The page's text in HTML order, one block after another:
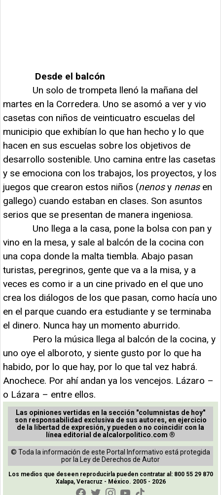
Desde el balcón
Un solo de trompeta llenó la mañana del
martes en la Corredera. Uno se asomó a ver y vio
casetas con niños de veinticuatro escuelas del
municipio que exhibían lo que han hecho y lo que
hacen en sus escuelas sobre los objetivos de
desarrollo sostenible. Uno camina entre las casetas
y se emociona con los trabajos, los proyectos, y los
juegos que crearon estos niños (nenosy nenasen
gallego) cuando estaban en clases. Son asuntos
serios que se presentan de manera ingeniosa.
Uno llega a la casa, pone la bolsa con pan y
vino en la mesa, y sale al balcón de la cocina con
una copa donde la malta tiembla. Abajo pasan
turistas, peregrinos, gente que va a la misa, y a
veces es como ir a un cine privado en el que uno
crea los diálogos de los que pasan, como hacía uno
en el parque cuando era estudiante y se terminaba
el dinero. Nunca hay un momento aburrido.
Pero la música llega al balcón de la cocina, y
uno oye el alboroto, y siente gusto por lo que ha
habido, por lo que hay, por lo que tal vez habrá.
Anochece. Por ahí andan ya los vencejos. Lázaro –
o Lázara – entre ellos.
Las opiniones vertidas en la sección "columnistas de hoy"
son responsabilidad exclusiva de sus autores, en ejercicio
de la libertad de expresión, y pueden o no coincidir con la
línea editorial de alcalorpolitico.com ®
© Toda la información de este Portal Informativo está protegida
por la Ley de Derechos de Autor
Los medios que deseen reproducirla pueden contratar al: 800 55 29 870
Xalapa, Veracruz - México. 2005 - 2026